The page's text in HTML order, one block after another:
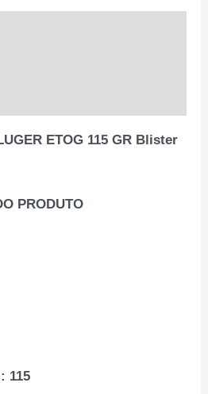
ETOG 115 GR Blister
PRODUTO
115